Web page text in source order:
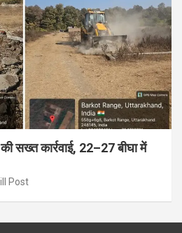
सख्त कार्रवाई, 22–27 बीघा में
Post